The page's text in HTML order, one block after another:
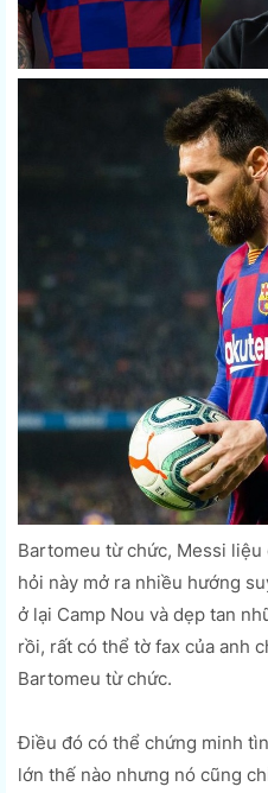
Bartomeu từ chức, Messi
hỏi này mở ra nhiều hướng
ở lại Camp Nou và dẹp tan
rồi, rất có thể tờ fax của anh
Bartomeu từ chức.
Điều đó có thể chứng minh
lớn thế nào nhưng nó cũng